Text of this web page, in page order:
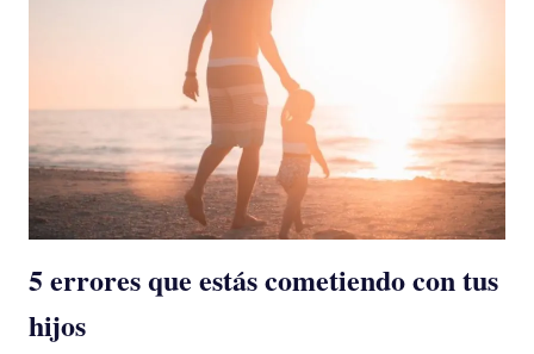
5 errores que estás cometiendo con tus
hijos